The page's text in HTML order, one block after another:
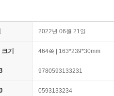
2022년 06월 21일
기 464쪽 | 163*239*30mm
9780593133231
0593133234